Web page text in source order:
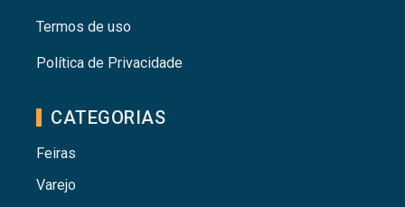
Termos de uso
Política de Privacidade
CATEGORIAS
Feiras
Varejo